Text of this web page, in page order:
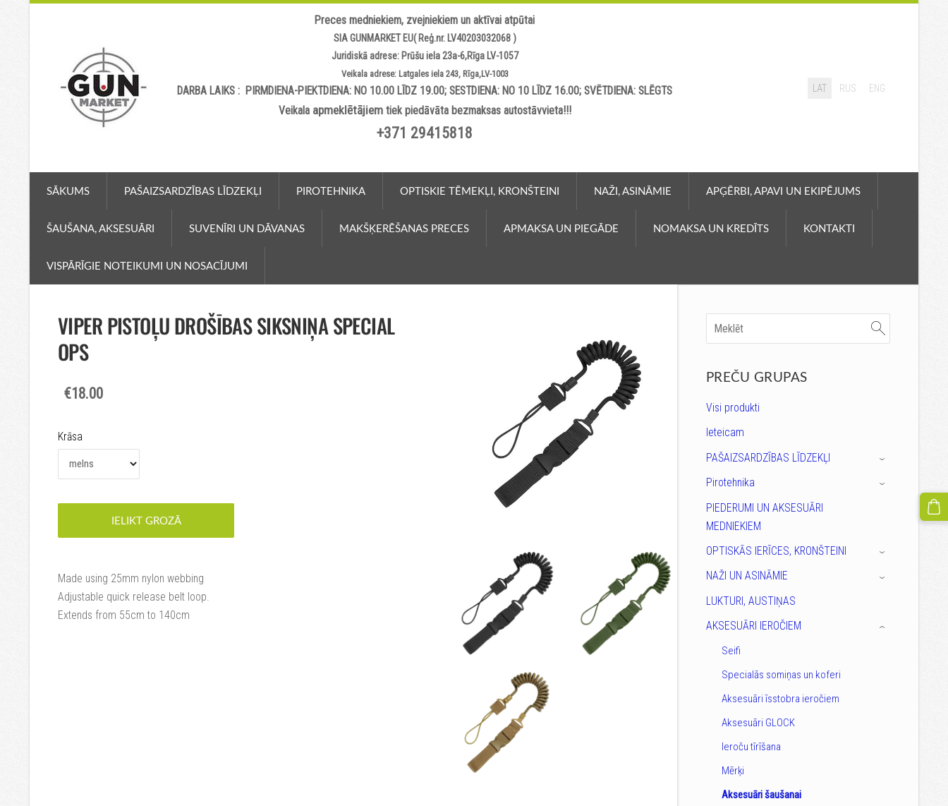
Preces medniekiem, zvejniekiem un aktīvai atpūtai
SIA GUNMARKET EU( Reģ.nr. LV40203032068 )
Juridiskā adrese: Prūšu iela 23a-6,Rīga LV-1057
Veikala adrese: Latgales iela 243, Rīga,LV-1003
DARBA LAIKS : PIRMDIENA-PIEKTDIENA: NO 10.00 LĪDZ 19.00; SESTDIENA: NO 10 LĪDZ 16.00; SVĒTDIENA: SLĒGTS
Veikala apmeklētājiemtiek piedāvāta bezmaksas autostāvvieta!!!
+371 29415818
LAT RUS ENG
SĀKUMS PAŠAIZSARDZĪBAS LĪDZEKĻI PIROTEHNIKA OPTISKIE TĒMEKĻI, KRONŠTEINI NAŽI, ASINĀMIE APĢĒRBI, APAVI UN EKIPĒJUMS
ŠAUŠANA, AKSESUĀRI SUVENĪRI UN DĀVANAS MAKŠĶERĒŠANAS PRECES APMAKSA UN PIEGĀDE NOMAKSA UN KREDĪTS KONTAKTI
VISPĀRĪGIE NOTEIKUMI UN NOSACĪJUMI
PREČU GRUPAS
Visi produkti
Ieteicam
PAŠAIZSARDZĪBAS LĪDZEKĻI
›
Pirotehnika ›
PIEDERUMI UN AKSESUĀRI
MEDNIEKIEM
OPTISKĀS IERĪCES, KRONŠTEINI
›
NAŽI UN ASINĀMIE ›
LUKTURI, AUSTIŅAS
AKSESUĀRI IEROČIEM
Seifi
Specialās somiņas un koferi
Aksesuāri īsstobra ieročiem
Aksesuāri GLOCK
Ieroču tīrīšana
Mērķi
Aksesuāri šaušanai
›
VIPER PISTOĻU DROŠĪBAS SIKSNIŅA SPECIAL
OPS
€18.00
Krāsa
IELIKT GROZĀ
Made using 25mm nylon webbing
Adjustable quick release belt loop.
Extends from 55cm to 140cm